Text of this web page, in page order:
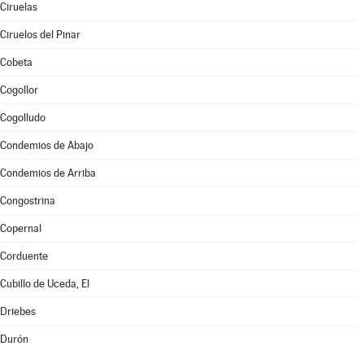
Ciruelas
Ciruelos del Pinar
Cobeta
Cogollor
Cogolludo
Condemios de Abajo
Condemios de Arriba
Congostrina
Copernal
Corduente
Cubillo de Uceda, El
Driebes
Durón